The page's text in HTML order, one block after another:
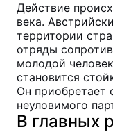
Действие
века.
территории
отряды
молодой
становится
Он приобретает
неуловимого
В главных